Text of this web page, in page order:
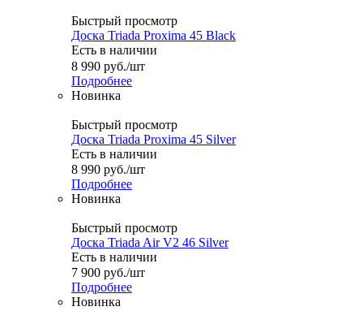
Быстрый просмотр
Доска Triada Proxima 45 Black
Есть в наличии
8 990 руб./шт
Подробнее
Новинка
Быстрый просмотр
Доска Triada Proxima 45 Silver
Есть в наличии
8 990 руб./шт
Подробнее
Новинка
Быстрый просмотр
Доска Triada Air V2 46 Silver
Есть в наличии
7 900 руб./шт
Подробнее
Новинка